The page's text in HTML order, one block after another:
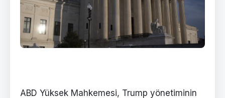
ABD Yüksek Mahkemesi, Trump yönetiminin